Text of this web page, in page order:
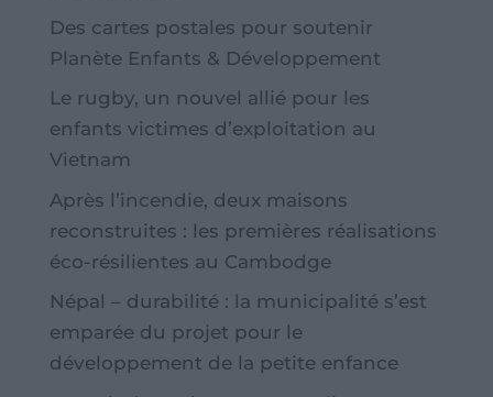
Des cartes postales pour soutenir
Planète Enfants & Développement
Le rugby, un nouvel allié pour les
enfants victimes d’exploitation au
Vietnam
Après l’incendie, deux maisons
reconstruites : les premières réalisations
éco-résilientes au Cambodge
Népal – durabilité : la municipalité s’est
emparée du projet pour le
développement de la petite enfance